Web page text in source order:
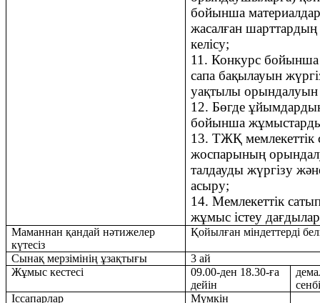
бойынша
жасалған шарттардың
келісу;
11. Конкурс бойынша
сапа бақылауын
уақтылы орындалуын
12. Бөгде
бойынша
13. ТЖҚм
жоспарының
талдауды жүргізу
асыру;
14. Мемлекеттік
жұмыс істеу
Маманнан қандай нәтижелер
күтесіз
Қойылған міндеттерді
Сынақ мерзімінің ұзақтығы 3ай
Жұмыс кестесі
09.00-ден 18.30-ға
дейін
Іссапарлар
Мүмкін